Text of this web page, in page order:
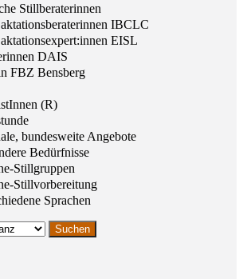
Stillberaterinnen
IBCLC
EISL
DAIS
FBZ Bensberg
(R)
bundesweite Angebote
Bedürfnisse
Stillgruppen
Stillvorbereitung
Sprachen